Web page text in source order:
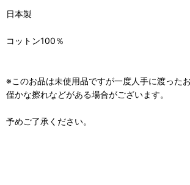
日本製
コットン100％
※このお品は未使用品ですが一度人手に渡ったお
僅かな擦れなどがある場合がございます。
予めご了承ください。